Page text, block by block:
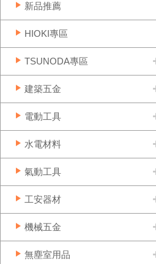
新品推薦
HIOKI專區
TSUNODA專區
建築五金
電動工具
水電材料
氣動工具
工安器材
機械五金
無塵室用品